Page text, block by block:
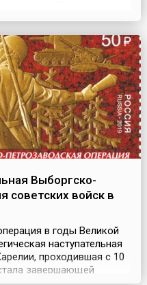
сотню свадеб.
во всенародное
Выборгско-
советских войск в
в годы Великой
наступательная
проходившая с 10
завершающей